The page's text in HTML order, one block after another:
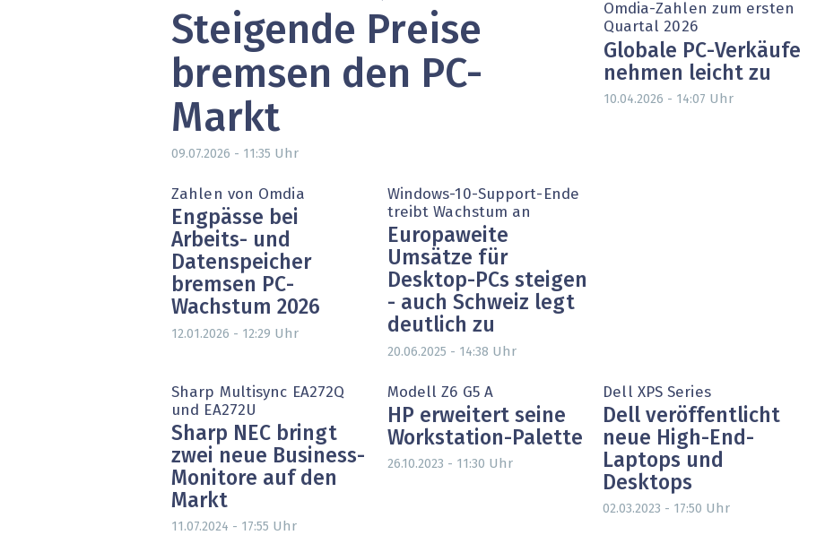
» alle News Gesundheit wird digital
Blockchain
Digital Banking
» alle Dossiers
IT for Health
Artificial Intelligence
Finance 2030
Professional AV & Digital Signage
Steigende Preise
bremsen den PC-
Markt
09.07.2026 - 11:35 Uhr
Omdia-Zahlen zum ersten
Quartal 2026
Globale PC-Verkäufe
nehmen leicht zu
10.04.2026 - 14:07 Uhr
Zahlen von Omdia
Engpässe bei
Arbeits- und
Datenspeicher
bremsen PC-
Wachstum 2026
12.01.2026 - 12:29 Uhr
Windows-10-Support-Ende
treibt Wachstum an
Europaweite
Umsätze für
Desktop-PCs steigen
- auch Schweiz legt
deutlich zu
20.06.2025 - 14:38 Uhr
Sharp Multisync EA272Q
und EA272U
Sharp NEC bringt
zwei neue Business-
Monitore auf den
Markt
11.07.2024 - 17:55 Uhr
Modell Z6 G5 A
HP erweitert seine
Workstation-Palette
26.10.2023 - 11:30 Uhr
Dell XPS Series
Dell veröffentlicht
neue High-End-
Laptops und
Desktops
02.03.2023 - 17:50 Uhr